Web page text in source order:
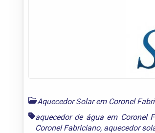
Aquecedor Solar em Coronel
aquecedor de água em Coronel
Coronel Fabriciano, aquecedor